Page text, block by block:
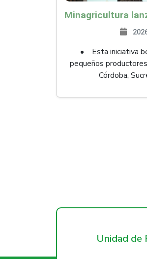
• Esta iniciativa
pequeños
Córdoba,
Unidad de